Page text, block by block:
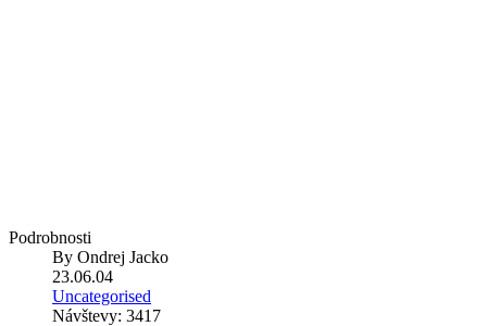
Podrobnosti
By Ondrej Jacko
23.06.04
Uncategorised
Návštevy: 3417